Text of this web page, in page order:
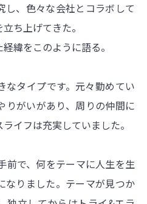
し、色々な会社とコラボして
ち上げてきた。
緯をこのように語る。
なタイプです。元々勤めてい
りがいがあり、周りの仲間に
イフは充実していました。
前で、何をテーマに人生を生
なりました。テーマが見つか